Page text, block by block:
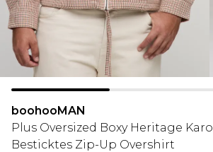
boohooMAN
Plus Oversized Boxy Heritage Karo
Besticktes Zip-Up Overshirt